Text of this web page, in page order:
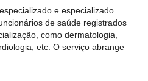
e especializado
de saúde registrados
como dermatologia,
etc. O serviço abrange